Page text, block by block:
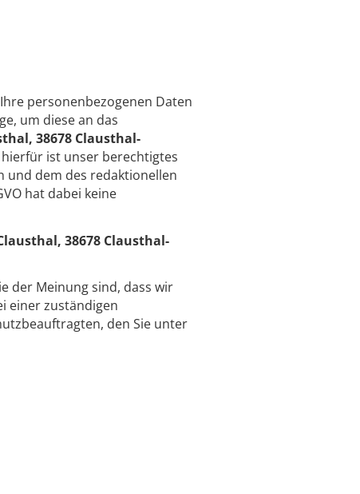
personenbezogenen Daten
um diese an das
38678 Clausthal-
ist unser berechtigtes
und dem des redaktionellen
hat dabei keine
38678 Clausthal-
der Meinung sind, dass wir
einer zuständigen
den Sie unter